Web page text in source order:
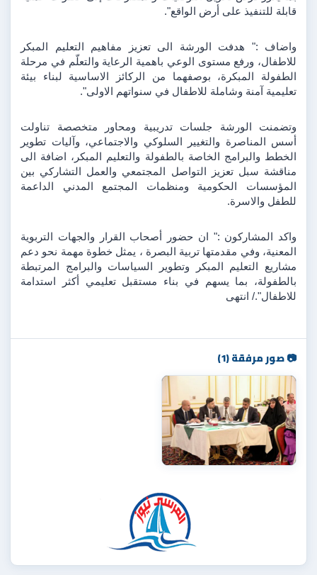
قابلة للتنفيذ على أرض الواقع".
تعليمية آمنة وشاملة للاطفال في سنواتهم الاولى".
للطفل والاسرة.
للاطفال"./ انتهى
📷 صور مرفقة (1)